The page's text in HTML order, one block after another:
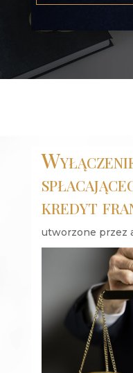
kredyt
utworzone przez